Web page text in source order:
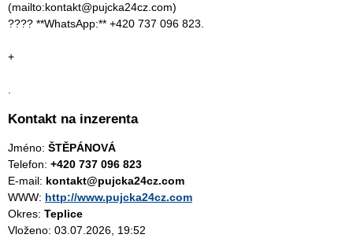
(mailto:kontakt@pujcka24cz.com)
???? **WhatsApp:** +420 737 096 823.
+
Kontakt na inzerenta
Jméno: ŠTĚPÁNOVÁ
Telefon: +420 737 096 823
E-mail: kontakt@pujcka24cz.com
WWW: http://www.pujcka24cz.com
Okres: Teplice
Vloženo: 03.07.2026, 19:52